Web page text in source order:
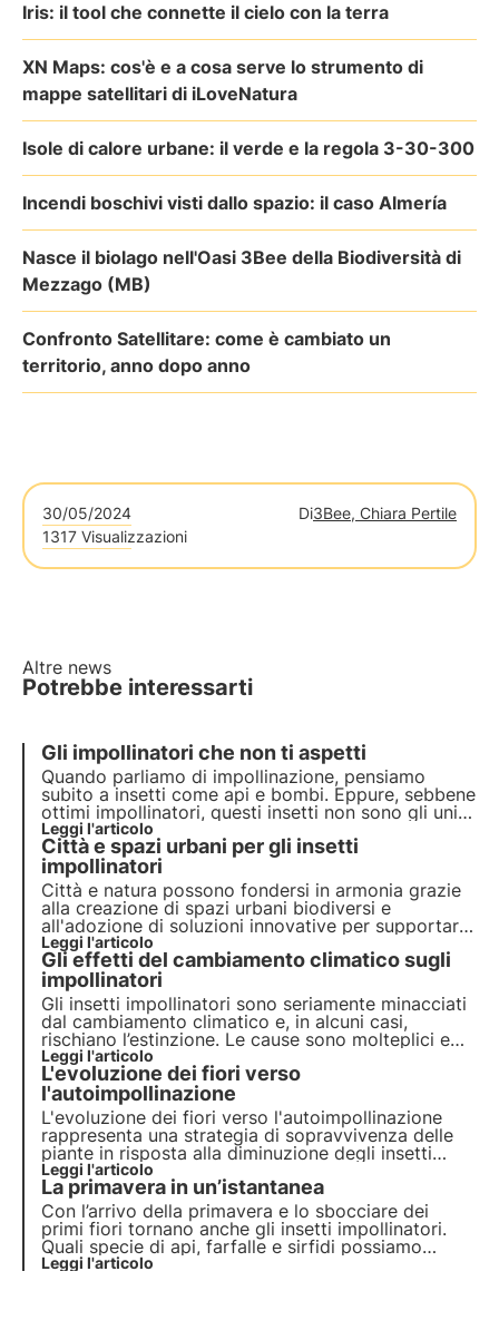
Iris: il tool che connette il cielo con la terra
XN Maps: cos'è e a cosa serve lo strumento di
mappe satellitari di iLoveNatura
Isole di calore urbane: il verde e la regola 3-30-300
Incendi boschivi visti dallo spazio: il caso Almería
Nasce il biolago nell'Oasi 3Bee della Biodiversità di
Mezzago (MB)
Confronto Satellitare: come è cambiato un
territorio, anno dopo anno
30/05/2024 Di3Bee, Chiara Pertile
1317 Visualizzazioni
Altre news
Potrebbe interessarti
Gli impollinatori che non ti aspetti
Quando parliamo di impollinazione, pensiamo
subito a insetti come api e bombi. Eppure, sebbene
ottimi impollinatori, questi insetti non sono gli unici
a contribuire a questo importante servizio
ecosistemico.
Leggi l'articolo
Città e spazi urbani per gli insetti
impollinatori
Città e natura possono fondersi in armonia grazie
alla creazione di spazi urbani biodiversi e
all'adozione di soluzioni innovative per supportare
api e farfalle a prosperare negli ambienti urbani.
Scopri in questo articolo come le città possono
trasformarsi in rifugi vitali per gli impollinatori.
Leggi l'articolo
Gli effetti del cambiamento climatico sugli
impollinatori
Gli insetti impollinatori sono seriamente minacciati
dal cambiamento climatico e, in alcuni casi,
rischiano l’estinzione. Le cause sono molteplici e
possono coinvolgere direttamente gli insetti o
indirettamente le piante che visitano. Ma quali
sono gli effetti? Scopriamolo in questo articolo.
Leggi l'articolo
L'evoluzione dei fiori verso
l'autoimpollinazione
L'evoluzione dei fiori verso l'autoimpollinazione
rappresenta una strategia di sopravvivenza delle
piante in risposta alla diminuzione degli insetti
impollinatori. Approfondisci in questo articolo le
implicazioni di tale fenomeno per la biodiversità e
l'ecosistema.
Leggi l'articolo
La primavera in un’istantanea
Con l’arrivo della primavera e lo sbocciare dei
primi fiori tornano anche gli insetti impollinatori.
Quali specie di api, farfalle e sirfidi possiamo
incontrare tra marzo e aprile? Impariamo ad
Leggi l'articolo